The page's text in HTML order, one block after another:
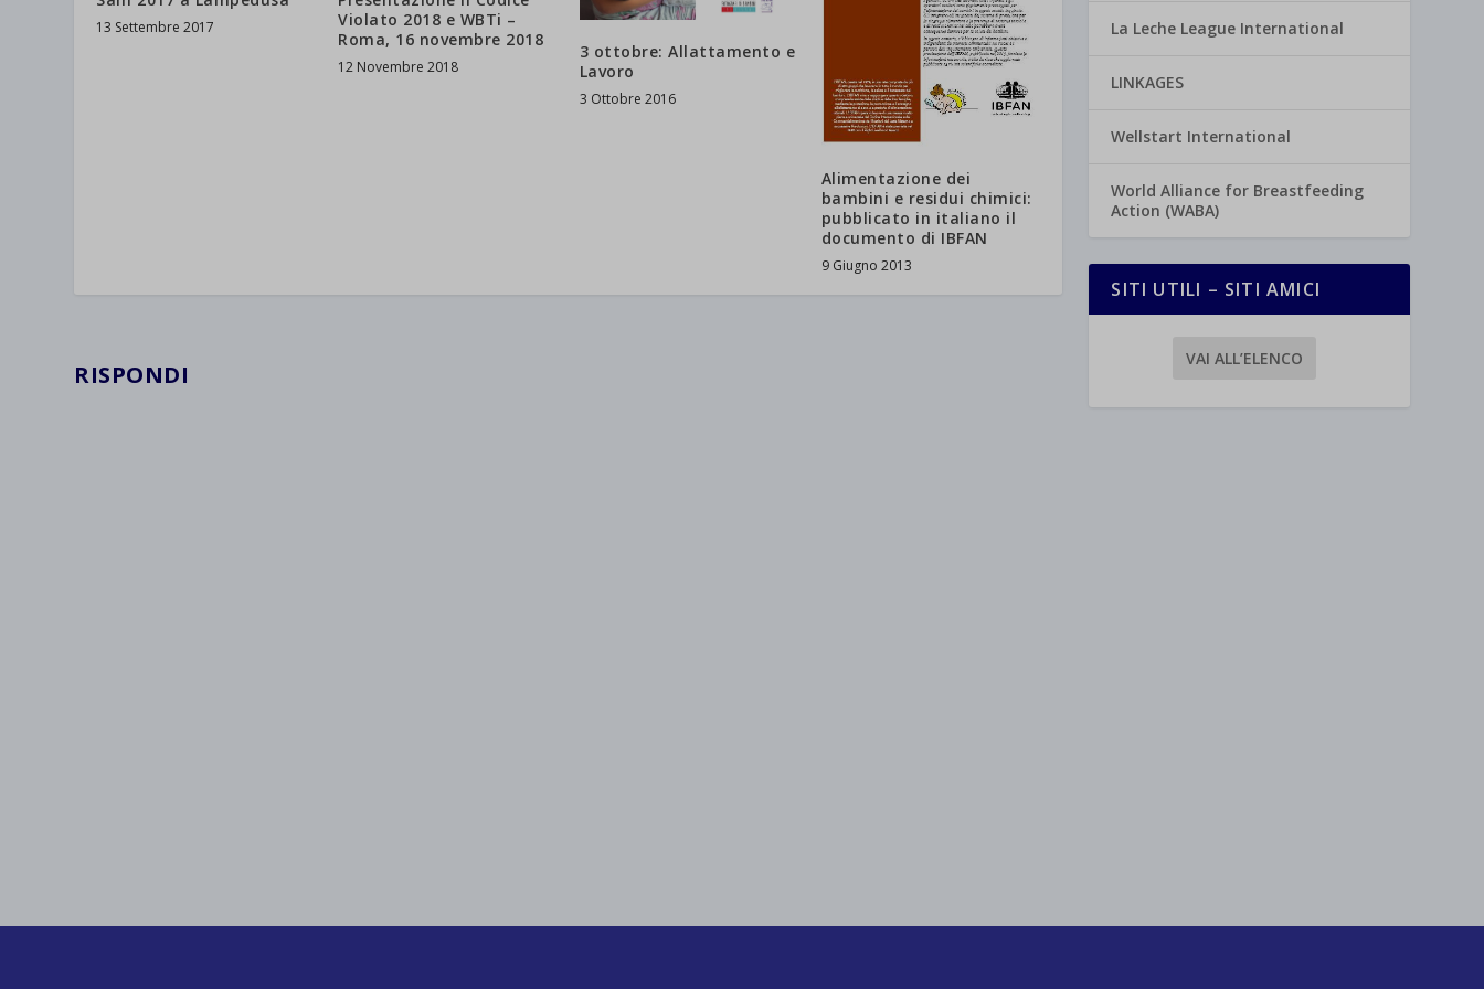
13 Settembre 2017
Violato 2018 e WBTi –
Roma, 16 novembre 2018
12 Novembre 2018
3 ottobre: Allattamento e
Lavoro
3 Ottobre 2016
Alimentazione dei
bambini e residui chimici:
pubblicato in italiano il
documento di IBFAN
9 Giugno 2013
RISPONDI
La Leche League International
LINKAGES
Wellstart International
World Alliance for Breastfeeding
Action (WABA)
SITI UTILI – SITI AMICI
VAI ALL’ELENCO